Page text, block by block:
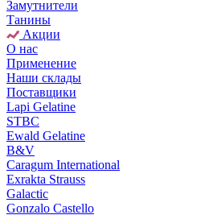
Замутнители
Танины
Акции
О нас
Применение
Наши склады
Поставщики
Lapi Gelatine
STBC
Ewald Gelatine
B&V
Caragum International
Exrakta Strauss
Galactic
Gonzalo Castello